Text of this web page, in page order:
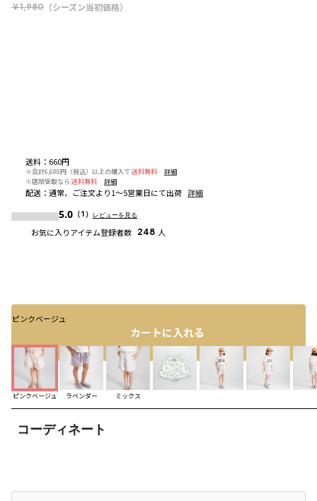
ピンクベージュ
ピンクベージュ ラベンダー ミックス
コーディネート
送料 ： 660円
※合計6,600円（税込）以上の購入で 送料無料
詳細
※店頭受取なら 送料無料 詳細
配送 ： 通常、ご注文より1～5営業日にて出荷 詳細
5.0 （1） レビューを見る
お気に入りアイテム登録者数 248 人
￥1,980 （シーズン当初価格）
カートに入れる